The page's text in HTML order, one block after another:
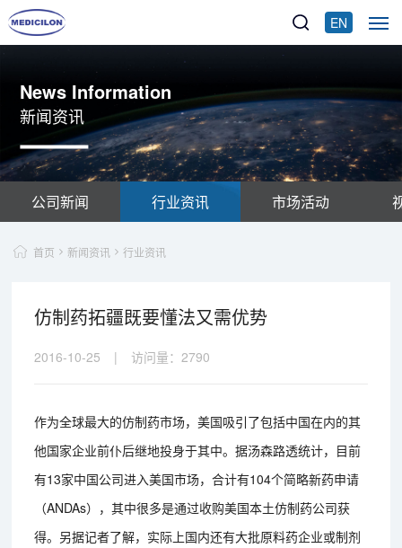
EN
News Information
新闻资讯
公司新闻 行业资讯 市场活动
首页 新闻资讯 行业资讯
仿制药拓疆既要懂法又需优势
2016-10-25 | 访问量： 2790
作为全球最大的仿制药市场，美国吸引了包括中国在内的其
他国家企业前仆后继地投身于其中。据汤森路透统计，目前
有13家中国公司进入美国市场，合计有104个简略新药申请
（ANDAs），其中很多是通过收购美国本土仿制药公司获
得。另据记者了解，实际上国内还有大批原料药企业或制剂